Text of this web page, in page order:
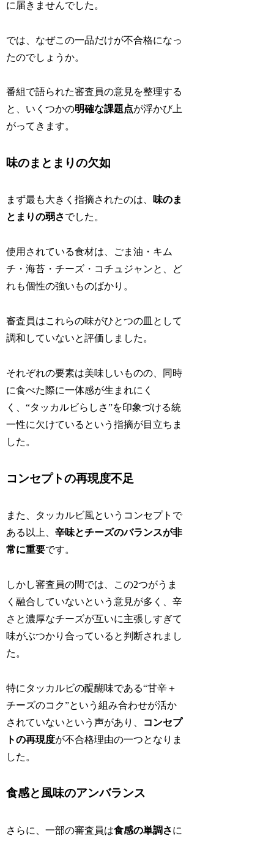
に届きませんでした。
では、なぜこの一品だけが不合格になっ
たのでしょうか。
番組で語られた審査員の意見を整理する
と、いくつかの明確な課題点が浮かび上
がってきます。
味のまとまりの欠如
まず最も大きく指摘されたのは、味のま
とまりの弱さでした。
使用されている食材は、ごま油・キム
チ・海苔・チーズ・コチュジャンと、ど
れも個性の強いものばかり。
審査員はこれらの味がひとつの皿として
調和していないと評価しました。
それぞれの要素は美味しいものの、同時
に食べた際に一体感が生まれにく
く、“タッカルビらしさ”を印象づける統
一性に欠けているという指摘が目立ちま
した。
コンセプトの再現度不足
また、タッカルビ風というコンセプトで
ある以上、辛味とチーズのバランスが非
常に重要です。
しかし審査員の間では、この2つがうま
く融合していないという意見が多く、辛
さと濃厚なチーズが互いに主張しすぎて
味がぶつかり合っていると判断されまし
た。
特にタッカルビの醍醐味である“甘辛＋
チーズのコク”という組み合わせが活か
されていないという声があり、
コンセプ
トの再現度が不合格理由の一つとなりま
した。
食感と風味のアンバランス
さらに、一部の審査員は食感の単調さに